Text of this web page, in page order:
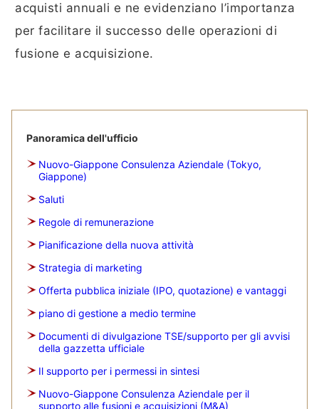
acquisti annuali e ne evidenziano l’importanza
per facilitare il successo delle operazioni di
fusione e acquisizione.
Panoramica dell'ufficio
Nuovo-Giappone Consulenza Aziendale (Tokyo,
Giappone)
Saluti
Regole di remunerazione
Pianificazione della nuova attività
Strategia di marketing
Offerta pubblica iniziale (IPO, quotazione) e vantaggi
piano di gestione a medio termine
Documenti di divulgazione TSE/supporto per gli avvisi
della gazzetta ufficiale
Il supporto per i permessi in sintesi
Nuovo-Giappone Consulenza Aziendale per il
supporto alle fusioni e acquisizioni (M&A)